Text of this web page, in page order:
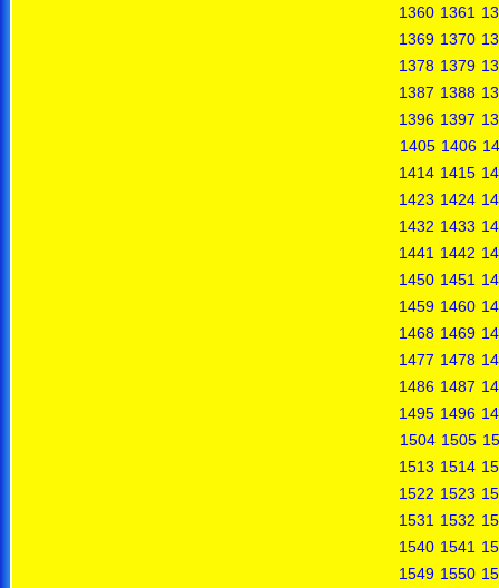
1360 1361
1369 1370
1378 1379
1387 1388
1396 1397
1405 1406
1414 1415
1423 1424
1432 1433
1441 1442
1450 1451
1459 1460
1468 1469
1477 1478
1486 1487
1495 1496
1504 1505
1513 1514
1522 1523
1531 1532
1540 1541
1549 1550